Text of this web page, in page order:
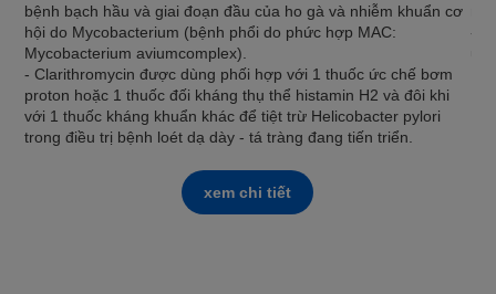
bệnh bạch hầu và giai đoạn đầu của ho gà và nhiễm khuẩn cơ
hội do Mycobacterium (bệnh phổi do phức hợp MAC:
Mycobacterium aviumcomplex).
- Clarithromycin được dùng phối hợp với 1 thuốc ức chế bơm
proton hoặc 1 thuốc đối kháng thụ thể histamin H2 và đôi khi
với 1 thuốc kháng khuẩn khác để tiệt trừ Helicobacter pylori
trong điều trị bệnh loét dạ dày - tá tràng đang tiến triển.
xem chi tiết
-